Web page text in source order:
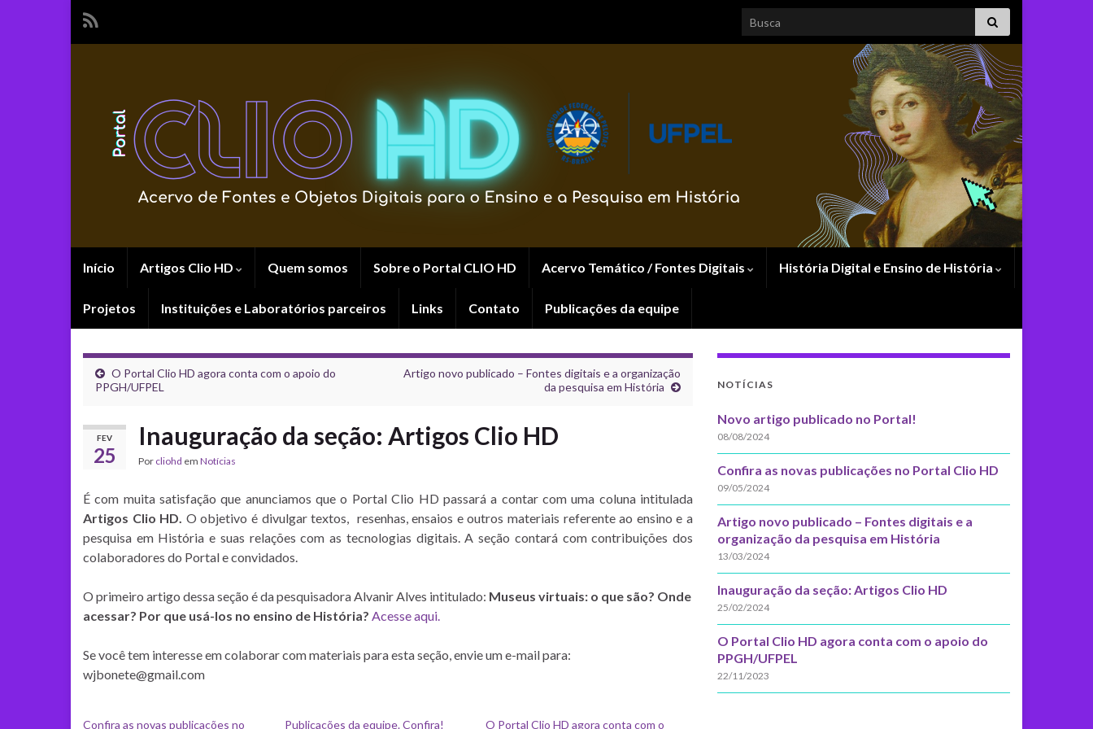
Search for:
Início Artigos Clio HD Quem somos Sobre o Portal CLIO HD Acervo Temático / Fontes Digitais História Digital e Ensino de História
Projetos Instituições e Laboratórios parceiros Links Contato Publicações da equipe
O Portal Clio HD agora conta com o apoio do
PPGH/UFPEL
Artigo novo publicado – Fontes digitais e a organização
da pesquisa em História
FEV
25
Inauguração da seção: Artigos Clio HD
Por cliohd em Notícias
É com muita satisfação que anunciamos que o Portal Clio HD passará a contar com uma coluna intitulada
Artigos Clio HD. O objetivo é divulgar textos, resenhas, ensaios e outros materiais referente ao ensino e a
pesquisa em História e suas relações com as tecnologias digitais. A seção contará com contribuições dos
colaboradores do Portal e convidados.
O primeiro artigo dessa seção é da pesquisadora Alvanir Alves intitulado: Museus virtuais: o que são? Onde
acessar? Por que usá-los no ensino de História? Acesse aqui.
Se você tem interesse em colaborar com materiais para esta seção, envie um e-mail para:
wjbonete@gmail.com
Confira as novas publicações no Publicações da equipe. Confira! O Portal Clio HD agora conta com o
NOTÍCIAS
Novo artigo publicado no Portal!
08/08/2024
Confira as novas publicações no Portal Clio HD
09/05/2024
Artigo novo publicado – Fontes digitais e a
organização da pesquisa em História
13/03/2024
Inauguração da seção: Artigos Clio HD
25/02/2024
O Portal Clio HD agora conta com o apoio do
PPGH/UFPEL
22/11/2023